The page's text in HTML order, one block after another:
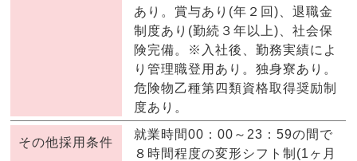
あり。賞与あり(年２回)、退職金
制度あり(勤続３年以上)、社会保
険完備。※入社後、勤務実績によ
り管理職登用あり。独身寮あり。
危険物乙種第四類資格取得奨励制
度あり。
その他採用条件
就業時間00：00～23：59の間で
８時間程度の変形シフト制(1ヶ月